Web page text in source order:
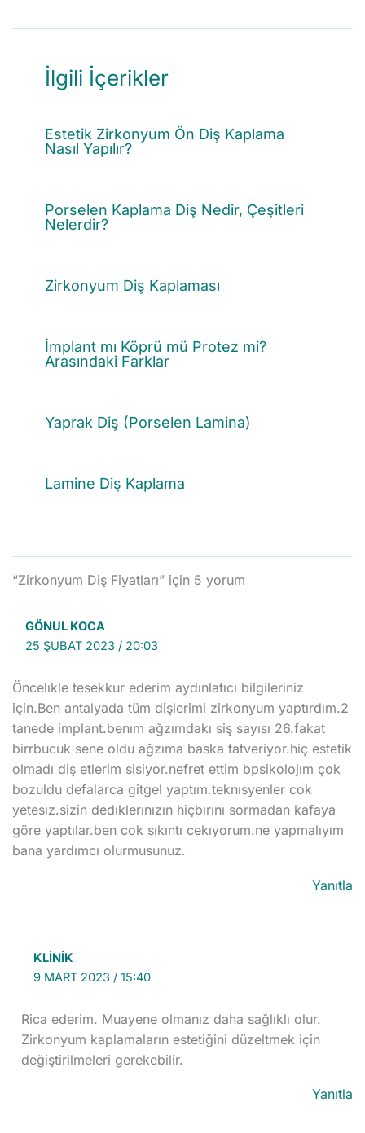
İlgili İçerikler
Estetik Zirkonyum Ön Diş Kaplama
Nasıl Yapılır?
Porselen Kaplama Diş Nedir, Çeşitleri
Nelerdir?
Zirkonyum Diş Kaplaması
İmplant mı Köprü mü Protez mi?
Arasındaki Farklar
Yaprak Diş (Porselen Lamina)
Lamine Diş Kaplama
“Zirkonyum Diş Fiyatları” için 5 yorum
GÖNUL KOCA
25 ŞUBAT 2023 / 20:03
Öncelıkle tesekkur ederim aydınlatıcı bilgileriniz
için.Ben antalyada tüm dişlerimi zirkonyum yaptırdım.2
tanede implant.benım ağzımdakı siş sayısı 26.fakat
birrbucuk sene oldu ağzıma baska tatveriyor.hiç estetik
olmadı diş etlerim sisiyor.nefret ettim bpsikolojım çok
bozuldu defalarca gitgel yaptım.teknısyenler cok
yetesız.sizin dedıklerınızın hiçbırını sormadan kafaya
göre yaptılar.ben cok sıkıntı cekıyorum.ne yapmalıyım
bana yardımcı olurmusunuz.
Yanıtla
KLINIK
9 MART 2023 / 15:40
Rica ederim. Muayene olmanız daha sağlıklı olur.
Zirkonyum kaplamaların estetiğini düzeltmek için
değiştirilmeleri gerekebilir.
Yanıtla